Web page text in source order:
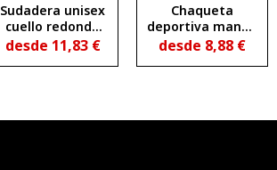
Sudadera unisex
cuello redondo
TELENO
desde 11,83 €
Chaqueta
deportiva manga
ranglan media
cremallera EPIRO
desde 8,88 €